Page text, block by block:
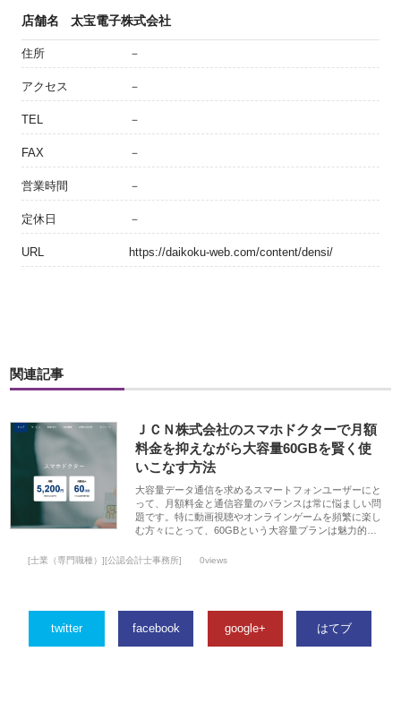
店舗名 太宝電子株式会社
住所 －
アクセス －
TEL －
FAX －
営業時間 －
定休日 －
URL https://daikoku-web.com/content/densi/
関連記事
ＪＣＮ株式会社のスマホドクターで月額
料金を抑えながら大容量60GBを賢く使
いこなす方法
大容量データ通信を求めるスマートフォンユーザーにと
って、月額料金と通信容量のバランスは常に悩ましい問
題です。特に動画視聴やオンラインゲームを頻繁に楽し
む方々にとって、60GBという大容量プランは魅力的…
[士業（専門職種）][公認会計士事務所] 0views
twitter facebook google+ はてブ